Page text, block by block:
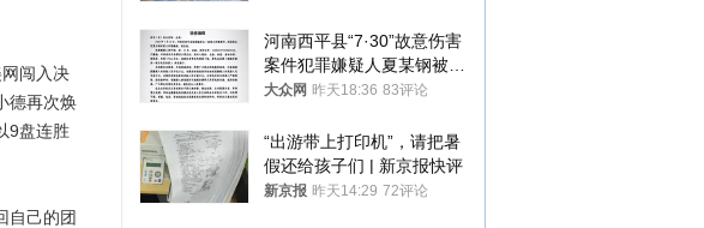
闯入决
德再次焕
9盘连胜
自己的团
河南西平县“7·30”故意伤害
案件犯罪嫌疑人夏某钢被抓
获
大众网 昨天18:36 83评论
“出游带上打印机”，请把暑
假还给孩子们 | 新京报快评
新京报 昨天14:29 72评论